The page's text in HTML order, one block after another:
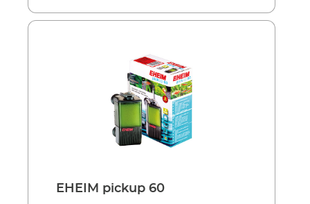
gereinigte Wasser durch die drehbare
Kleiner Innenfilter für Aquarien bis 160 l
Wasseransaugung von unten Drehbare
Ausströmdüse zur Bestimmung der
Ausströmrichtung Filterbehälter mit
Filterschwamm einfach von oben aus der
Pumpeneinheit herausnehmbar Komplett
bestückt mit Filterpatrone, sofort
Neueinrichtung oder nach
Medikamentenbehandlung) können
EHEIM pickup 60